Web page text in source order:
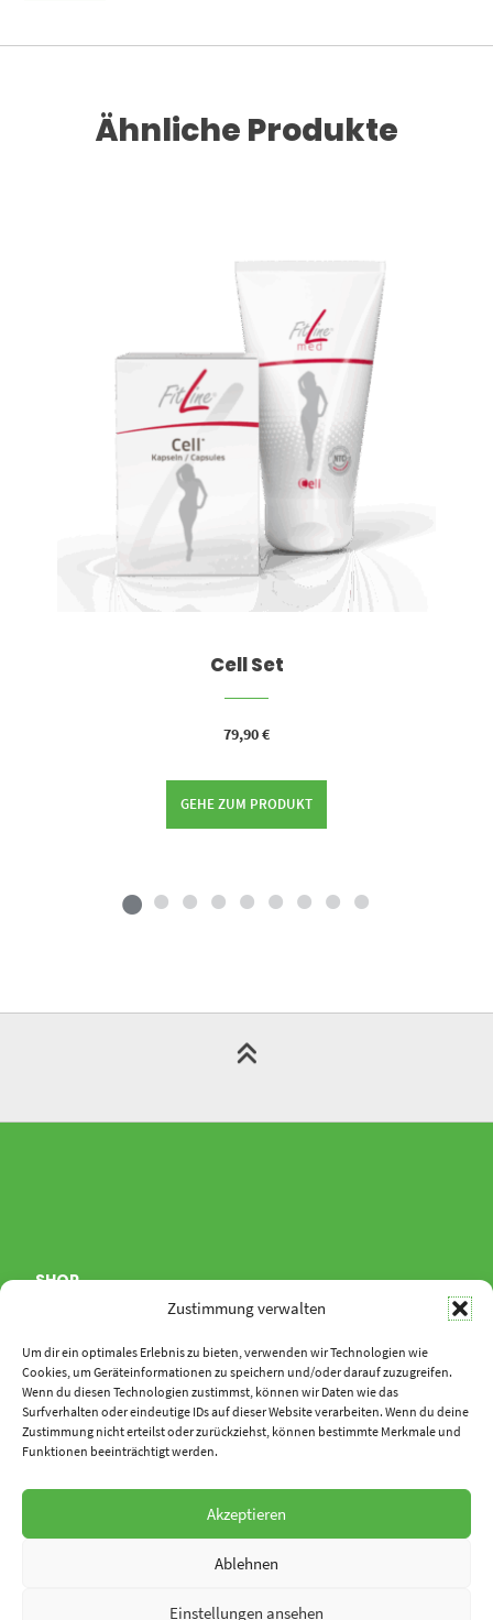
Zustimmung verwalten
Um dir ein optimales Erlebnis zu bieten, verwenden wir Technologien wie
Cookies, um Geräteinformationen zu speichern und/oder darauf zuzugreifen.
Wenn du diesen Technologien zustimmst, können wir Daten wie das
Surfverhalten oder eindeutige IDs auf dieser Website verarbeiten. Wenn du deine
Zustimmung nicht erteilst oder zurückziehst, können bestimmte Merkmale und
Funktionen beeinträchtigt werden.
Akzeptieren
Ablehnen
Einstellungen ansehen
Ähnliche Produkte
Cell Set
79,90€
GEHE ZUM PRODUKT
SHOP
Zahlungsweisen
Widerruf
Versand & Lieferung